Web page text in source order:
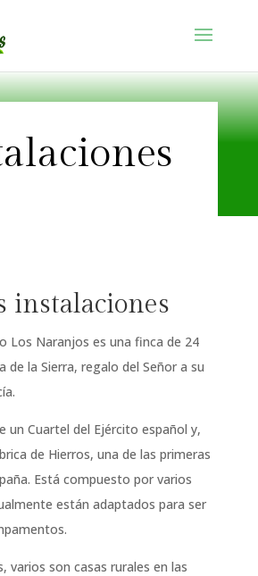
instalaciones
Los Naranjos es una finca de 24
de la Sierra, regalo del Señor a su
un Cuartel del Ejército español y,
de Hierros, una de las primeras
Está compuesto por varios
están adaptados para ser
varios son casas rurales en las